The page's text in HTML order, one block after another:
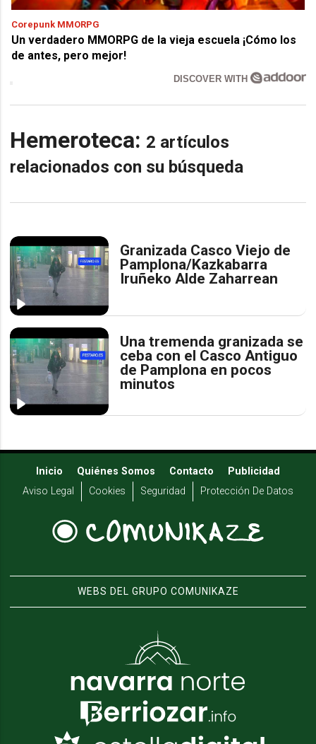
Corepunk MMORPG
Un verdadero MMORPG de la vieja escuela ¡Cómo los
de antes, pero mejor!
DISCOVER WITH
Hemeroteca: 2 artículos
relacionados con su búsqueda
Granizada Casco Viejo de
Pamplona/Kazkabarra
Iruñeko Alde Zaharrean
Una tremenda granizada se
ceba con el Casco Antiguo
de Pamplona en pocos
minutos
Inicio Quiénes Somos Contacto
Publicidad
Aviso Legal
Cookies Seguridad Protección De Datos
WEBS DEL GRUPO COMUNIKAZE